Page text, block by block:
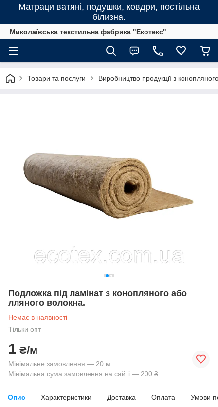
Матраци ватяні, подушки, ковдри, постільна
білизна.
Миколаївська текстильна фабрика "Екотекс"
Товари та послуги Виробництво продукції з
Подложка під ламінат з конопляного або
лляного волокна.
Немає в наявності
Тільки опт
1 ₴/м
Мінімальне замовлення — 20 м
Мінімальна сума замовлення на сайті — 200 ₴
Опис Характеристики Доставка Оплата Умови